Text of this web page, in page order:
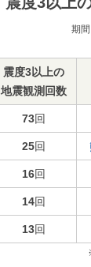
期
震度3以上の
地震観測回数
73回
25回
16回
14回
13回